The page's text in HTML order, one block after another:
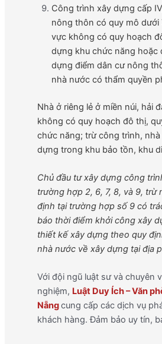
Công trình xây dựng cấp
nông thôn có quy mô dưới
vực không có quy hoạch
dựng khu chức năng hoặc
dựng điểm dân cư nông
nhà nước có thẩm quyền
Nhà ở riêng lẻ ở miền núi, hải
không có quy hoạch đô thị,
chức năng; trừ công trình,
dựng trong khu bảo tồn, khu
Chủ đầu tư xây dựng công
trường hợp 2, 6, 7, 8, và 9, trừ
định tại trường hợp số 9 có
báo thời điểm khởi công xây
thiết kế xây dựng theo quy
nhà nước về xây dựng tại địa
Với đội ngũ luật sư và chuyên
nghiệm, Luật Duy Ích – Văn
Nẵngcung cấp các dịch vụ
khách hàng. Đảm bảo uy tín,